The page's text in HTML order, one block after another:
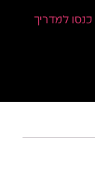
כנסו למדריך